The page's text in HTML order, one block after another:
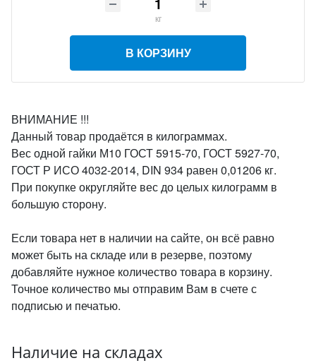
кг
В КОРЗИНУ
ВНИМАНИЕ !!!
Данный товар продаётся в килограммах.
Вес одной гайки М10 ГОСТ 5915-70, ГОСТ 5927-70,
ГОСТ Р ИСО 4032-2014, DIN 934 равен 0,01206 кг.
При покупке округляйте вес до целых килограмм в
большую сторону.
Если товара нет в наличии на сайте, он всё равно
может быть на складе или в резерве, поэтому
добавляйте нужное количество товара в корзину.
Точное количество мы отправим Вам в счете с
подписью и печатью.
Наличие на складах